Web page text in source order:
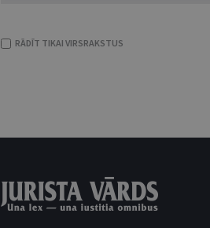
RĀDĪT TIKAI VIRSRAKSTUS